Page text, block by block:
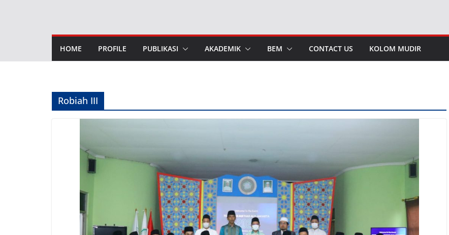
HOME PROFILE PUBLIKASI AKADEMIK BEM CONTACT US KOLOM MUDIR
Robiah III